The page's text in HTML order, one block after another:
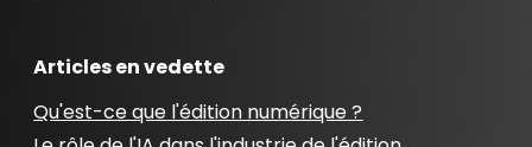
Articles en vedette
Qu'est-ce que l'édition numérique ?